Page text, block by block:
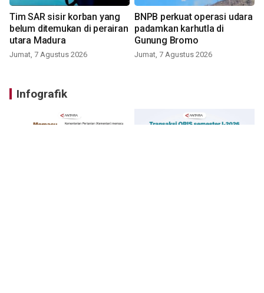
Tim SAR sisir korban yang
belum ditemukan di perairan
utara Madura
Jumat, 7 Agustus 2026
BNPB perkuat operasi udara
padamkan karhutla di
Gunung Bromo
Jumat, 7 Agustus 2026
Infografik